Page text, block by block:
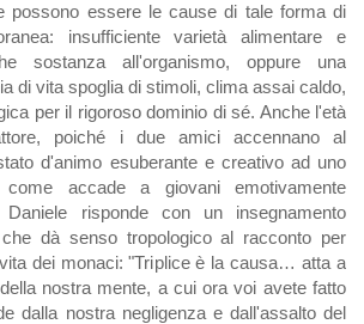
possono essere le cause di tale forma di
insufficiente varietà alimentare e
sostanza all'organismo, oppure una
di vita spoglia di stimoli, clima assai caldo,
per il rigoroso dominio di sé. Anche l'età
poiché i due amici accennano al
d'animo esuberante e creativo ad uno
accade a giovani emotivamente
Daniele risponde con un insegnamento
dà senso tropologico al racconto per
dei monaci: "Triplice è la causa… atta a
nostra mente, a cui ora voi avete fatto
dalla nostra negligenza e dall'assalto del